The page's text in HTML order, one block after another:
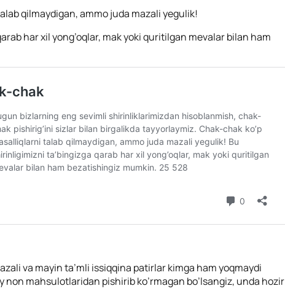
qilmaydigan, ammo juda mazali yegulik!
har xil yong’oqlar, mak yoki quritilgan mevalar bilan ham
va mayin ta’mli issiqqina patirlar kimga ham yoqmaydi
non mahsulotlaridan pishirib ko’rmagan bo’lsangiz, unda hozir